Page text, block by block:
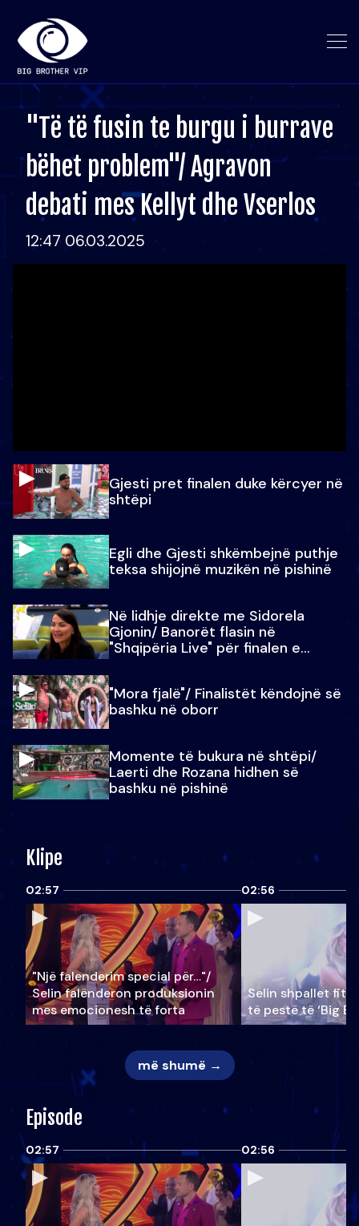
"Të të fusin te burgu i burrave
bëhet problem"/ Agravon
debati mes Kellyt dhe Vserlos
12:47 06.03.2025
Gjesti pret finalen duke kërcyer në
shtëpi
Egli dhe Gjesti shkëmbejnë puthje
teksa shijojnë muzikën në pishinë
Në lidhje direkte me Sidorela
Gjonin/ Banorët flasin në
"Shqipëria Live" për finalen e
"Mora fjalë"/ Finalistët këndojnë së
bashku në oborr
Momente të bukura në shtëpi/
Laerti dhe Rozana hidhen së
bashku në pishinë
Klipe
02:57
"Një falenderim special për…"/
Selin falënderon produksionin
mes emocionesh të forta
02:56
Selin shpallet
të pestë të ‘Big
më shumë →
Episode
02:57 02:56